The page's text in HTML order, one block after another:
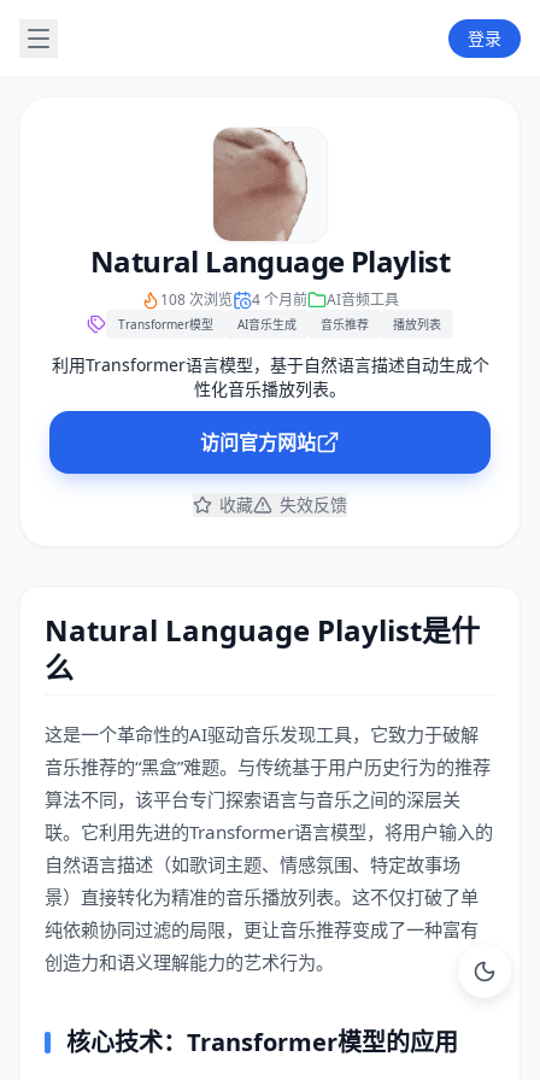
登录
Natural Language Playlist
108 次浏览 4 个月前 AI音频工具
Transformer模型 AI音乐生成 音乐推荐 播放列表
利用Transformer语言模型，基于自然语言描述自动生成个
性化音乐播放列表。
访问官方网站
收藏 失效反馈
Natural Language Playlist是什
么
这是一个革命性的AI驱动音乐发现工具，它致力于破解
音乐推荐的“黑盒”难题。与传统基于用户历史行为的推荐
算法不同，该平台专门探索语言与音乐之间的深层关
联。它利用先进的Transformer语言模型，将用户输入的
自然语言描述（如歌词主题、情感氛围、特定故事场
景）直接转化为精准的音乐播放列表。这不仅打破了单
纯依赖协同过滤的局限，更让音乐推荐变成了一种富有
创造力和语义理解能力的艺术行为。
核心技术：Transformer模型的应用